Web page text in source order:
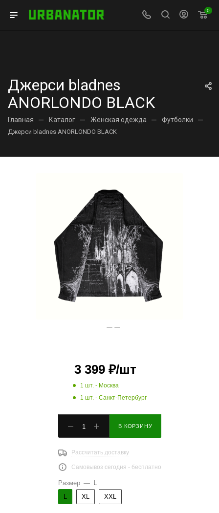
0
Джерси bladnes
ANORLONDO BLACK
Главная — Каталог — Женская одежда — Футболки —
Джерси bladnes ANORLONDO BLACK
3 399₽/шт
1 шт. - Москва
1 шт. - Санкт-Петербург
В КОРЗИНУ
Рассчитать доставку
Самовывоз сегодня - бесплатно
Размер —
L
L
XL XXL